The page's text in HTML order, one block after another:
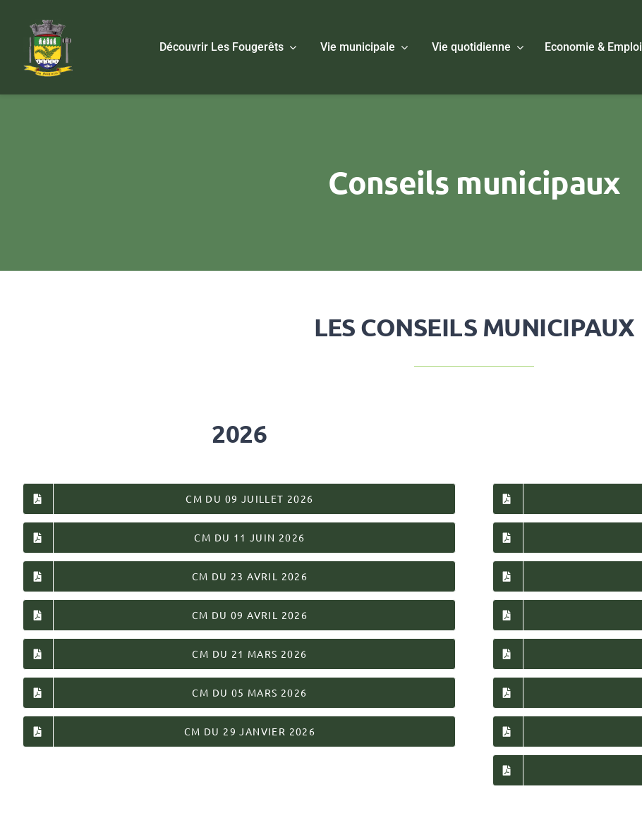
contenu
Découvrir Les Fougerêts Vie municipale Vie quotidienne Economie & Emploi
Conseils municipaux
LES CONSEILS MUNICIPAUX
2026
CM DU 09 JUILLET 2026
CM DU 11 JUIN 2026
CM DU 23 AVRIL 2026
CM DU 09 AVRIL 2026
CM DU 21 MARS 2026
CM DU 05 MARS 2026
CM DU 29 JANVIER 2026